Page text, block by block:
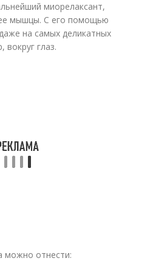
миорелаксант,
мышцы. С его помощью
на самых деликатных
вокруг глаз.
можно отнести: